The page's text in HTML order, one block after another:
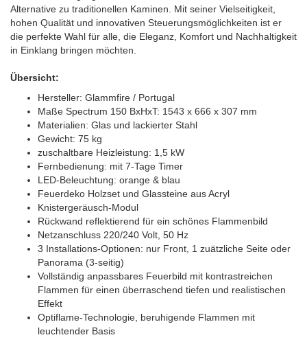
Alternative zu traditionellen Kaminen. Mit seiner Vielseitigkeit,
hohen Qualität und innovativen Steuerungsmöglichkeiten ist er
die perfekte Wahl für alle, die Eleganz, Komfort und Nachhaltigkeit
in Einklang bringen möchten.
Übersicht:
Hersteller: Glammfire / Portugal
Maße Spectrum 150 BxHxT: 1543 x 666 x 307 mm
Materialien: Glas und lackierter Stahl
Gewicht: 75 kg
zuschaltbare Heizleistung: 1,5 kW
Fernbedienung: mit 7-Tage Timer
LED-Beleuchtung: orange & blau
Feuerdeko Holzset und Glassteine aus Acryl
Knistergeräusch-Modul
Rückwand reflektierend für ein schönes Flammenbild
Netzanschluss 220/240 Volt, 50 Hz
3 Installations-Optionen: nur Front, 1 zuätzliche Seite oder
Panorama (3-seitig)
Vollständig anpassbares Feuerbild mit kontrastreichen
Flammen für einen überraschend tiefen und realistischen
Effekt
Optiflame-Technologie, beruhigende Flammen mit
leuchtender Basis